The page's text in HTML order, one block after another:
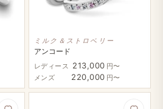
ミルク＆ストロベリー
アンコード
レディース 213,000 円〜
メンズ
220,000 円〜